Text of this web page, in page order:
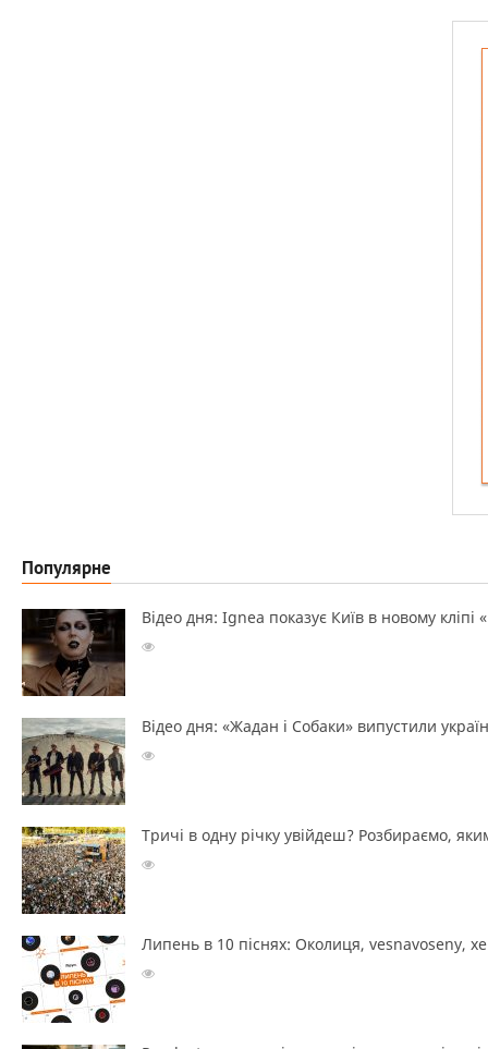
Популярне
Відео дня: Ignea показує Київ в новому кліпі
Відео дня: «Жадан і Собаки» випустили
Тричі в одну річку увійдеш? Розбираємо,
Липень в 10 піснях: Околиця, vesnavoseny,